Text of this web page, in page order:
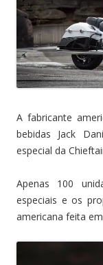
A fabricante
bebidas Jack
especial da
Apenas 100
especiais e os
americana feita